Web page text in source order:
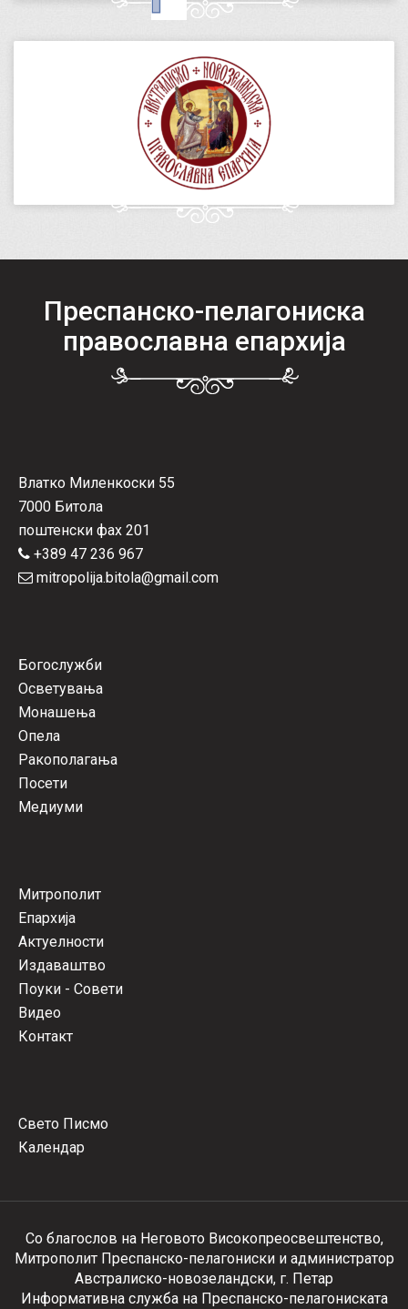
Преспанско-пелагониска
православна епархија
Влатко Миленкоски 55
7000 Битола
поштенски фах 201
+389 47 236 967
mitropolija.bitola@gmail.com
Богослужби
Осветувања
Монашења
Опела
Ракополагања
Посети
Медиуми
Митрополит
Епархија
Актуелности
Издаваштво
Поуки - Совети
Видео
Контакт
Свето Писмо
Календар
Со благослов на Неговото Високопреосвештенство,
Митрополит Преспанско-пелагониски и администратор
Австралиско-новозеландски, г. Петар
Информативна служба на Преспанско-пелагониската